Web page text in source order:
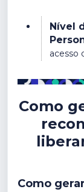
Nível
acesso
Como
Como